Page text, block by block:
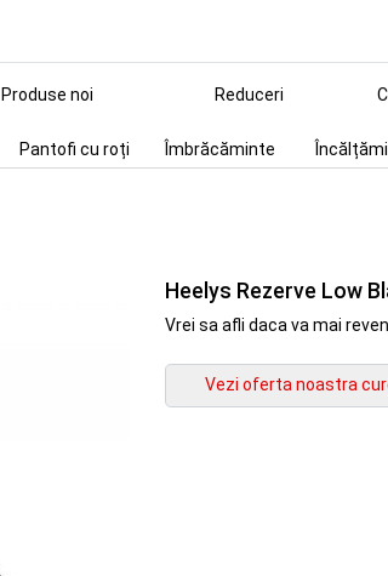
Produse noi Reduceri
Pantofi cu roți Îmbrăcăminte
Heelys Rezerve Low
Vrei sa afli daca va mai